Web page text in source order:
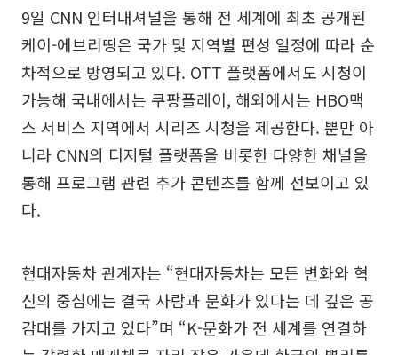
9일 CNN 인터내셔널을 통해 전 세계에 최초 공개된
케이-에브리띵은 국가 및 지역별 편성 일정에 따라 순
차적으로 방영되고 있다. OTT 플랫폼에서도 시청이
가능해 국내에서는 쿠팡플레이, 해외에서는 HBO맥
스 서비스 지역에서 시리즈 시청을 제공한다. 뿐만 아
니라 CNN의 디지털 플랫폼을 비롯한 다양한 채널을
통해 프로그램 관련 추가 콘텐츠를 함께 선보이고 있
다.
현대자동차 관계자는 “현대자동차는 모든 변화와 혁
신의 중심에는 결국 사람과 문화가 있다는 데 깊은 공
감대를 가지고 있다”며 “K-문화가 전 세계를 연결하